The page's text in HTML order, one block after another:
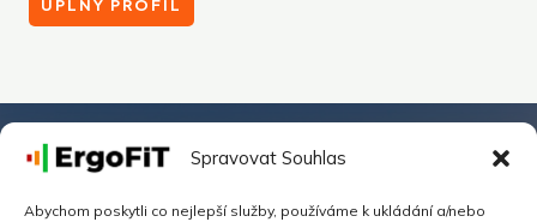
Spravovat Souhlas
Abychom poskytli co nejlepší služby, používáme k ukládání a/nebo
ÚPLNÝ PROFIL
Péče o zdraví vašich zaměstnanců,